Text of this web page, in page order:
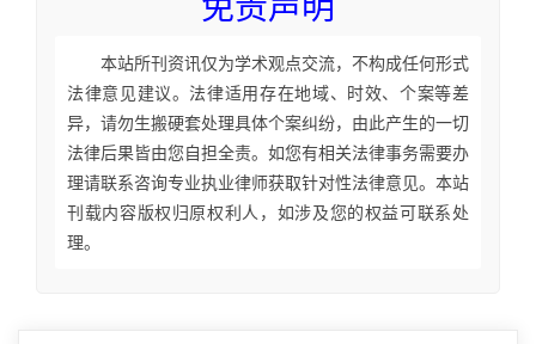
本站所刊资讯仅为学术观点交流，不构成任何形式
法律意见建议。法律适用存在地域、时效、个案等差
异，请勿生搬硬套处理具体个案纠纷，由此产生的一切
法律后果皆由您自担全责。如您有相关法律事务需要办
理请联系咨询专业执业律师获取针对性法律意见。本站
刊载内容版权归原权利人，如涉及您的权益可联系处
理。